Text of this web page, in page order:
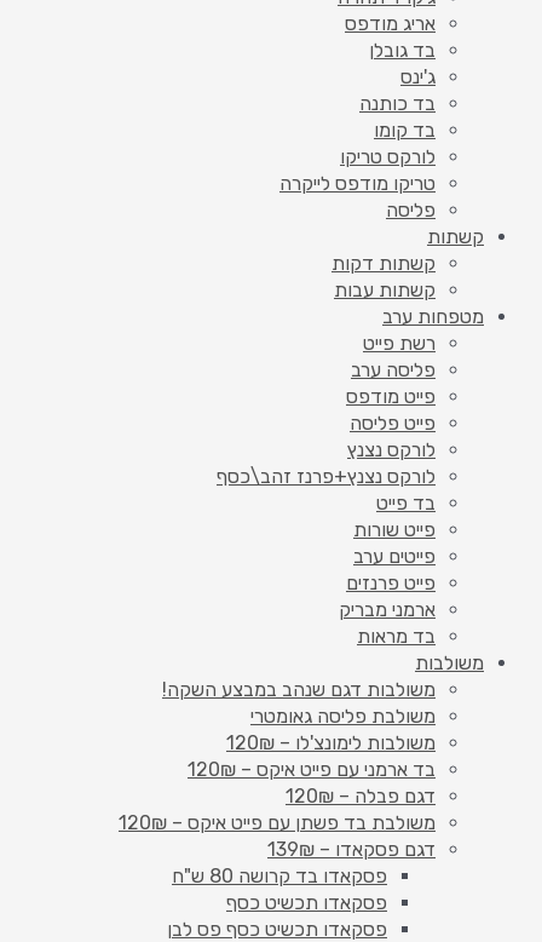
אריג מודפס
בד גובלן
ג'ינס
בד כותנה
בד קומו
לורקס טריקו
טריקו מודפס לייקרה
פליסה
קשתות
קשתות דקות
קשתות עבות
מטפחות ערב
רשת פייט
פליסה ערב
פייט מודפס
פייט פליסה
לורקס נצנץ
לורקס נצנץ+פרנז זהב\כסף
בד פייט
פייט שורות
פייטים ערב
פייט פרנזים
ארמני מבריק
בד מראות
משולבות
משולבות דגם שנהב במבצע השקה!
משולבת פליסה גאומטרי
משולבות לימונצ'לו – 120₪
בד ארמני עם פייט איקס – 120₪
דגם פבלה – 120₪
משולבת בד פשתן עם פייט איקס – 120₪
דגם פסקאדו – 139₪
פסקאדו בד קרושה 80 ש"ח
פסקאדו תכשיט כסף
פסקאדו תכשיט כסף פס לבן